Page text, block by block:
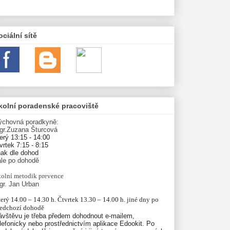
sítě
poradenské pracoviště
poradkyně:
Šturcová
13:15 - 14:00
7:15 - 8:15
dle dohod
po dohodě
metodik prevence
Jan Urban
14.00 – 14.30 h. Čtvrtek 13.30 – 14.00 h. jiné dny po
dohodě
je třeba předem dohodnout e-mailem,
nebo prostřednictvím aplikace Edookit. Po